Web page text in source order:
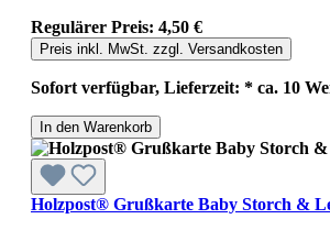
Regulärer Preis: 4,50 €
Preis inkl. MwSt. zzgl. Versandkosten
Sofort verfügbar, Lieferzeit: * ca. 10
In den Warenkorb
Holzpost® Grußkarte Baby Storch &